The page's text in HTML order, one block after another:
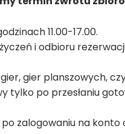
11.00-17.00.
i odbioru
gier planszowych,
tylko po przesłaniu
zalogowaniu na